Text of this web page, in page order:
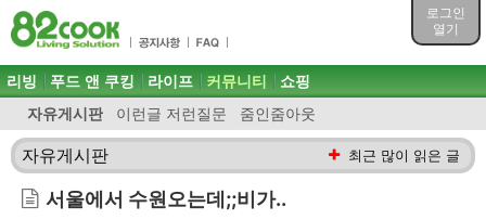
로그인
열기
목차
주메뉴 바로가기
컨텐츠 바로가기
검색 바로가기
로그인 바로가기
주메뉴
리빙 푸드 앤 쿠킹 라이프 커뮤니티
자유게시판 이런글 저런질문 줌인줌아웃
쇼핑
자유게시판 최근 많이 읽은 글
서울에서 수원오는데;;비가..